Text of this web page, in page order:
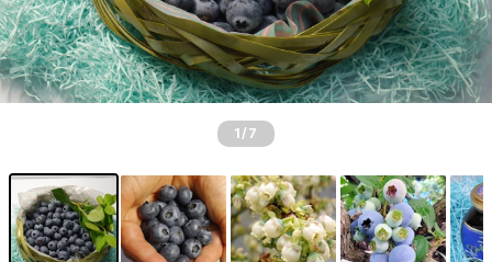
1 /7